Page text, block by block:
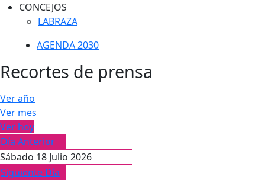
CONCEJOS
LABRAZA
AGENDA 2030
Recortes de prensa
Ver año
Ver mes
Ver hoy
Día Anterior
Sábado 18 Julio 2026
Siguiente Día